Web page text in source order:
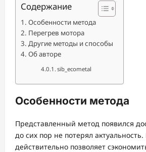
Содержание
Особенности метода
Перегрев мотора
Другие методы и способы
Об авторе
sib_ecometal
Особенности метода
Представленный метод появился
до сих пор не потерял
действительно позволяет